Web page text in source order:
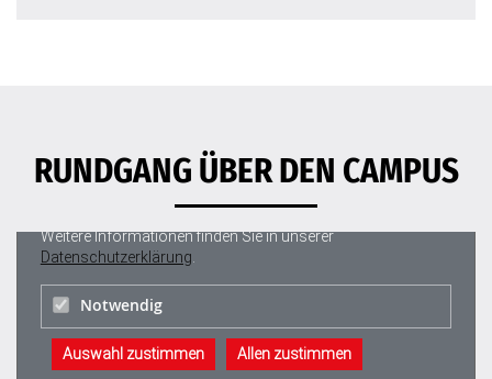
RUNDGANG ÜBER DEN CAMPUS